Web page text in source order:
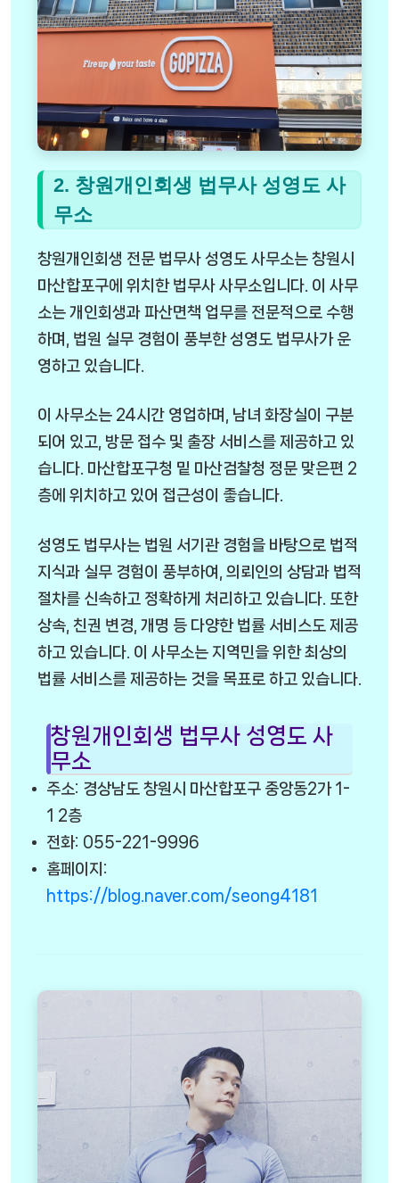
2. 창원개인회생 법무사 성영도 사
무소
창원개인회생 전문 법무사 성영도 사무소는 창원시
마산합포구에 위치한 법무사 사무소입니다. 이 사무
소는 개인회생과 파산면책 업무를 전문적으로 수행
하며, 법원 실무 경험이 풍부한 성영도 법무사가 운
영하고 있습니다.
이 사무소는 24시간 영업하며, 남녀 화장실이 구분
되어 있고, 방문 접수 및 출장 서비스를 제공하고 있
습니다. 마산합포구청 밑 마산검찰청 정문 맞은편 2
층에 위치하고 있어 접근성이 좋습니다.
성영도 법무사는 법원 서기관 경험을 바탕으로 법적
지식과 실무 경험이 풍부하여, 의뢰인의 상담과 법적
절차를 신속하고 정확하게 처리하고 있습니다. 또한
상속, 친권 변경, 개명 등 다양한 법률 서비스도 제공
하고 있습니다. 이 사무소는 지역민을 위한 최상의
법률 서비스를 제공하는 것을 목표로 하고 있습니다.
창원개인회생 법무사 성영도 사
무소
주소: 경상남도 창원시 마산합포구 중앙동2가 1-
1 2층
전화: 055-221-9996
홈페이지:
https://blog.naver.com/seong4181